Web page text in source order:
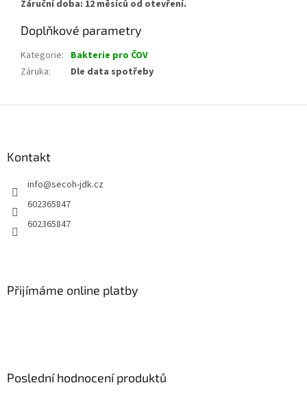
Záruční doba: 12 měsíců od otevření.
Doplňkové parametry
Kategorie: Bakterie pro ČOV
Záruka: Dle data spotřeby
Kontakt
info@secoh-jdk.cz
602365847
602365847
Přijímáme online platby
Poslední hodnocení produktů